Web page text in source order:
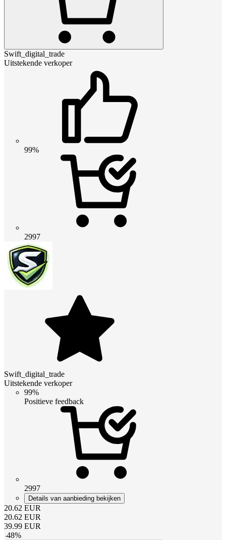
Swift_digital_trade
Uitstekende verkoper
99%
2997
Swift_digital_trade
Uitstekende verkoper
99%
Positieve feedback
2997
Details van aanbieding bekijken
20.62 EUR
20.62 EUR
39.99 EUR
-48%